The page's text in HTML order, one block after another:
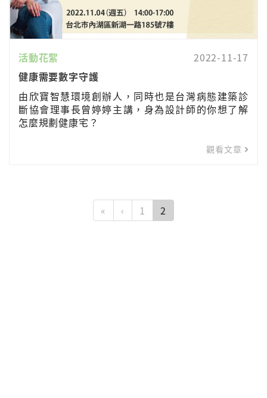
活動花絮
2022-11-17
健康需要數字守護
由欣寶智慧環境創辦人，同時也是台灣病態建築診
斷協會理事長曾婷婷主講，身為設計師的你想了解
怎麼規劃健康宅？
觀看文章
« ‹ 1 2